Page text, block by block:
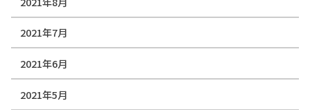
2021年7月
2021年6月
2021年5月